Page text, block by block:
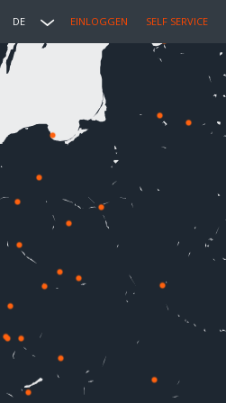
DE EINLOGGEN SELF SERVICE